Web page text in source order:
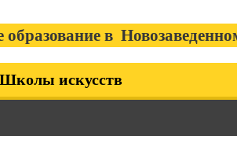
образование в
Школы искусств